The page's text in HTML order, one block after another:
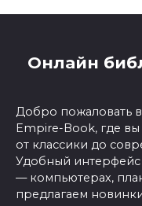
Онлайн
Добро пожаловать
Empire-Book, где
от классики до
Удобный интерфейс
— компьютерах,
предлагаем